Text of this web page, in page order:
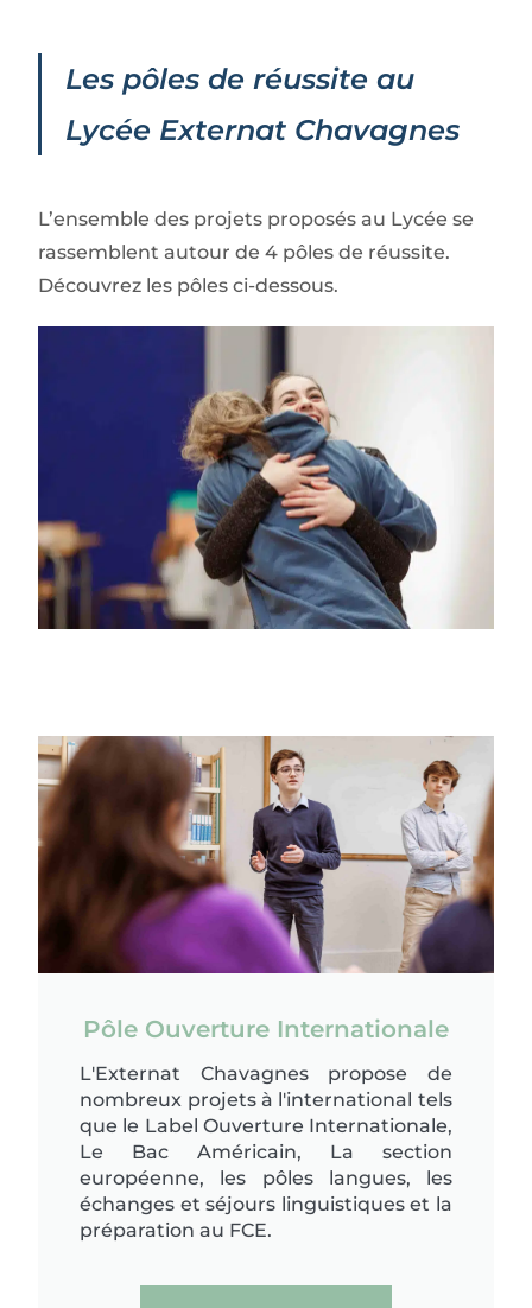
Les pôles de réussite au
Lycée Externat Chavagnes
L’ensemble des projets proposés au Lycée se
rassemblent autour de 4 pôles de réussite.
Découvrez les pôles ci-dessous.
Pôle Ouverture Internationale
L'Externat Chavagnes propose de
nombreux projets à l'international tels
que le Label Ouverture Internationale,
Le Bac Américain, La section
européenne, les pôles langues, les
échanges et séjours linguistiques et la
préparation au FCE.